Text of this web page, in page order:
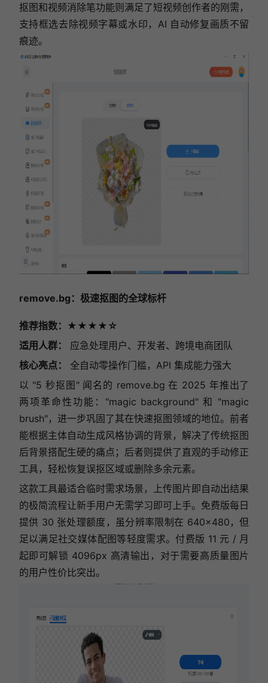
抠图和视频消除笔功能则满足了短视频创作者的刚需，
支持框选去除视频字幕或水印，AI 自动修复画质不留
痕迹。
remove.bg ：极速抠图的全球标杆
推荐指数：★★★★☆
适用人群：
应急处理用户、开发者、跨境电商团队
核心亮点：
全自动零操作门槛，API 集成能力强大
以 "5 秒抠图" 闻名的 remove.bg 在 2025 年推出了
两项革命性功能："magic background" 和 "magic
brush"，进一步巩固了其在快速抠图领域的地位。前者
能根据主体自动生成风格协调的背景，解决了传统抠图
后背景搭配生硬的痛点；后者则提供了直观的手动修正
工具，轻松恢复误抠区域或删除多余元素。
这款工具最适合临时需求场景，上传图片即自动出结果
的极简流程让新手用户无需学习即可上手。免费版每日
提供 30 张处理额度，虽分辨率限制在 640×480，但
足以满足社交媒体配图等轻度需求。付费版 11 元 / 月
起即可解锁 4096px 高清输出，对于需要高质量图片
的用户性价比突出。